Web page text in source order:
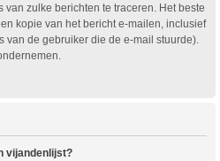
zulke berichten te traceren. Het beste
kopie van het bericht e-mailen, inclusief
de gebruiker die de e-mail stuurde).
vijandenlijst?